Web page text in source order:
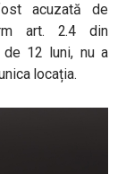
acuzată de
art. 2.4 din
de 12 luni, nu a
locația.